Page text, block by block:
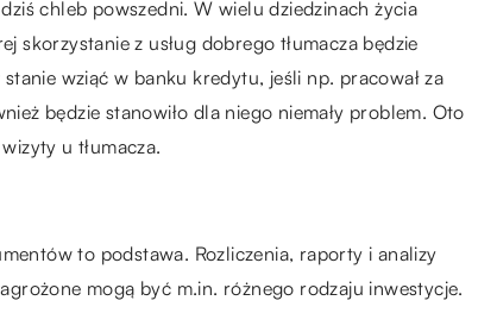
chleb powszedni. W wielu dziedzinach życia
skorzystanie z usług dobrego tłumacza będzie
wziąć w banku kredytu, jeśli np. pracował za
będzie stanowiło dla niego niemały problem. Oto
u tłumacza.
to podstawa. Rozliczenia, raporty i analizy
mogą być m.in. różnego rodzaju inwestycje.